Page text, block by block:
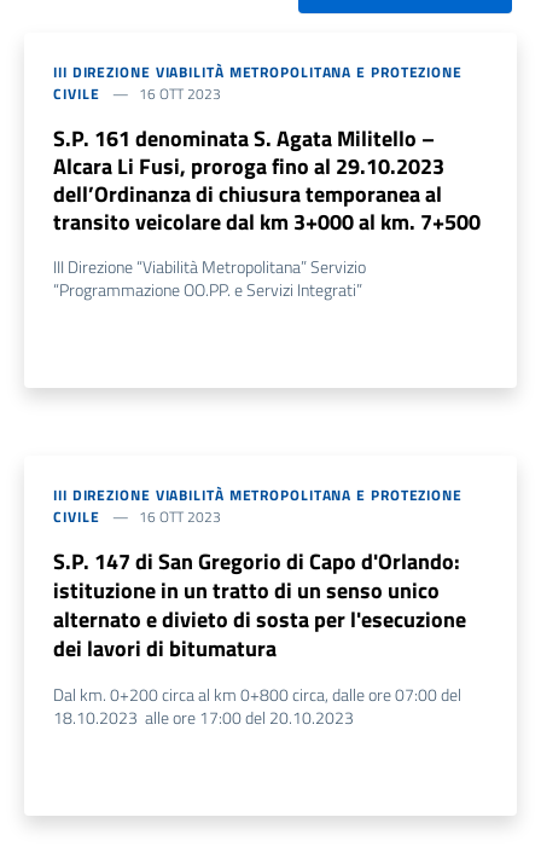
III DIREZIONE VIABILITÀ METROPOLITANA E PROTEZIONE
CIVILE
16 OTT 2023
S.P. 161 denominata S. Agata Militello –
Alcara Li Fusi, proroga fino al 29.10.2023
dell’Ordinanza di chiusura temporanea al
transito veicolare dal km 3+000 al km. 7+500
III Direzione “Viabilità Metropolitana” Servizio
“Programmazione OO.PP. e Servizi Integrati”
III DIREZIONE VIABILITÀ METROPOLITANA E PROTEZIONE
CIVILE
16 OTT 2023
S.P. 147 di San Gregorio di Capo d'Orlando:
istituzione in un tratto di un senso unico
alternato e divieto di sosta per l'esecuzione
dei lavori di bitumatura
Dal km. 0+200 circa al km 0+800 circa, dalle ore 07:00 del
18.10.2023 alle ore 17:00 del 20.10.2023